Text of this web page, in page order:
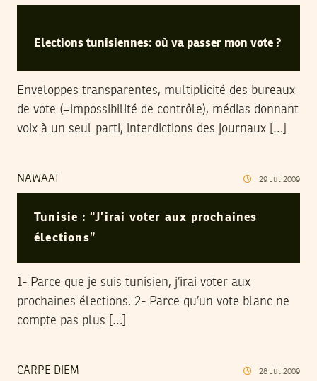
Elections tunisiennes: où va passer mon vote ?
Enveloppes transparentes, multiplicité des bureaux
de vote (=impossibilité de contrôle), médias donnant
voix à un seul parti, interdictions des journaux […]
NAWAAT 29 Jul 2009
Tunisie : “J’irai voter aux prochaines
élections”
1- Parce que je suis tunisien, j’irai voter aux
prochaines élections. 2- Parce qu’un vote blanc ne
compte pas plus […]
CARPE DIEM 28 Jul 2009